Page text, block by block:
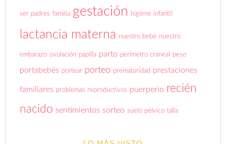
ser padres familia gestación higiene infantil
lactancia materna nuestro bebé nuestro
embarazo ovulación papilla parto perímetro craneal peso
portabebés portear porteo prematuridad prestaciones
familiares problemas reproductivos puerperio recién
nacido sentimientos sorteo suelo pélvico talla